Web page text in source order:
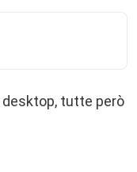
tutte però